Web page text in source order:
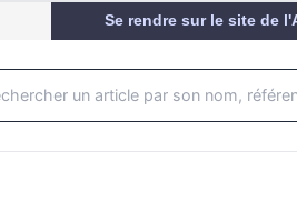
Se rendre sur le site de